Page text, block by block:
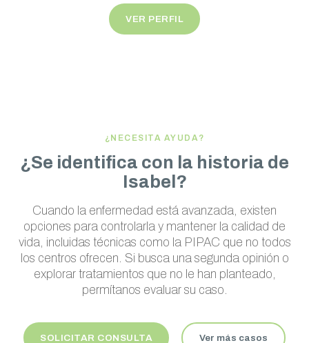
VER PERFIL
¿NECESITA AYUDA?
¿Se identifica con la historia de
Isabel?
Cuando la enfermedad está avanzada, existen
opciones para controlarla y mantener la calidad de
vida, incluidas técnicas como la PIPAC que no todos
los centros ofrecen. Si busca una segunda opinión o
explorar tratamientos que no le han planteado,
permítanos evaluar su caso.
SOLICITAR CONSULTA Ver más casos